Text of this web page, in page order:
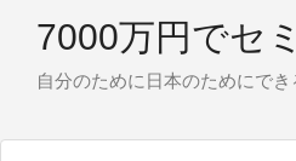
7000万円でセ
自分のために日本のためにでき